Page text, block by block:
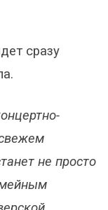
сразу
не просто